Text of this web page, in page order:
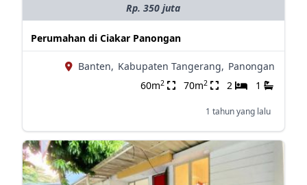
Rp. 350 juta
Perumahan di Ciakar Panongan
Banten, Kabupaten Tangerang, Panongan
60m2 70m2 2 1
1 tahun yang lalu